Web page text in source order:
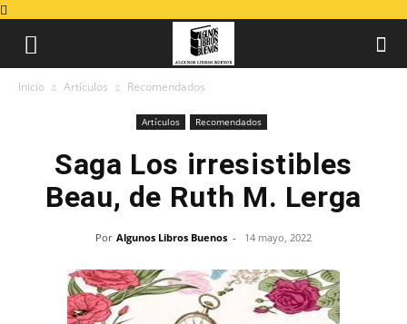
Inicio Artículos Recomendados
Artículos Recomendados
Saga Los irresistibles
Beau, de Ruth M. Lerga
Por Algunos Libros Buenos - 14 mayo, 2022